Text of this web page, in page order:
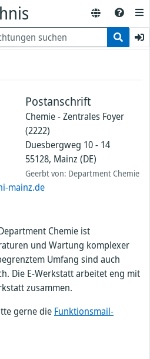
Postanschrift
Chemie - Zentrales Foyer
(2222)
Duesbergweg 10 - 14
55128, Mainz (DE)
Geerbt von: Department Chemie
mainz.de
Chemie ist
und Wartung komplexer
Umfang sind auch
Die E-Werkstatt arbeitet eng mit
zusammen.
gerne die Funktionsmail-